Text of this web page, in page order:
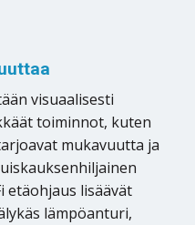
visuaalisesti
toiminnot, kuten
mukavuutta ja
etäohjaus lisäävät
lämpöanturi,